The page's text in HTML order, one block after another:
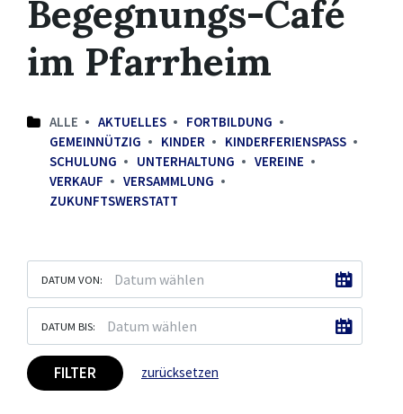
Begegnungs-Café
im Pfarrheim
ALLE AKTUELLES
FORTBILDUNG
GEMEINNÜTZIG
KINDER
KINDERFERIENSPASS
SCHULUNG
UNTERHALTUNG
VEREINE
VERKAUF
VERSAMMLUNG
ZUKUNFTSWERSTATT
DATUM VON:
DATUM BIS:
FILTER zurücksetzen